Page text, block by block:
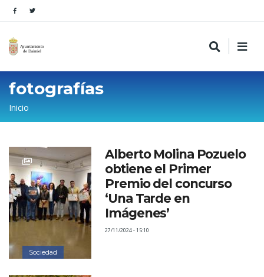
fotografías
Sobrescribir
enlaces
de
ayuda
a
la
navegación
Inicio
Sociedad
Alberto Molina Pozuelo
obtiene el Primer
Premio del concurso
‘Una Tarde en
Imágenes’
27/11/2024 - 15:10